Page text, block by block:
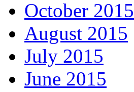
October 2015
August 2015
July 2015
June 2015